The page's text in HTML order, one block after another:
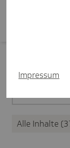
Alle Inhalte
Impressum